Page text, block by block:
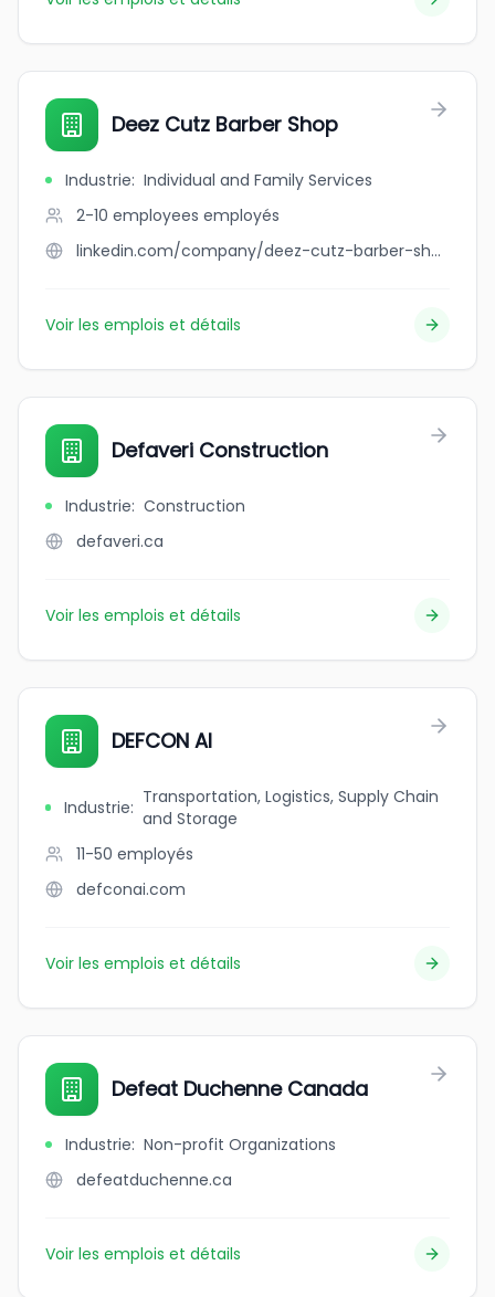
Deez Cutz Barber Shop
Industrie: Individual and Family Services
2-10 employees employés
linkedin.com/company/deez-cutz-barber-shop
Voir les emplois et détails
Defaveri Construction
Industrie: Construction
defaveri.ca
Voir les emplois et détails
DEFCON AI
Industrie: Transportation, Logistics, Supply Chain
and Storage
11-50 employés
defconai.com
Voir les emplois et détails
Defeat Duchenne Canada
Industrie: Non-profit Organizations
defeatduchenne.ca
Voir les emplois et détails